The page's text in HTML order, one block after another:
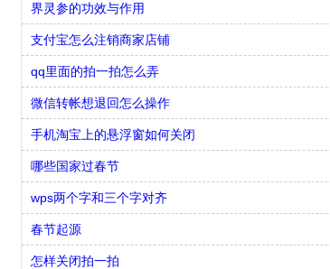
界灵参的功效与作用
支付宝怎么注销商家店铺
qq里面的拍一拍怎么弄
微信转帐想退回怎么操作
手机淘宝上的悬浮窗如何关闭
哪些国家过春节
wps两个字和三个字对齐
春节起源
怎样关闭拍一拍